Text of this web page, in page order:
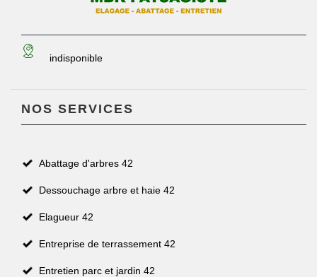
indisponible
NOS SERVICES
Abattage d'arbres 42
Dessouchage arbre et haie 42
Elagueur 42
Entreprise de terrassement 42
Entretien parc et jardin 42